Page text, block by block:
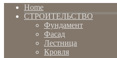
Home
СТРОИТЕЛЬСТВО
Фундамент
Фасад
Лестница
Кровля